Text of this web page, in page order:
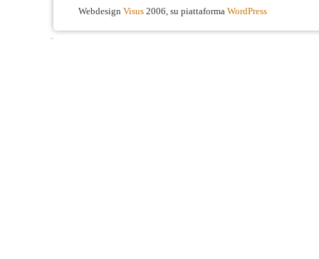
Webdesign Visus 2006, su piattaforma WordPress